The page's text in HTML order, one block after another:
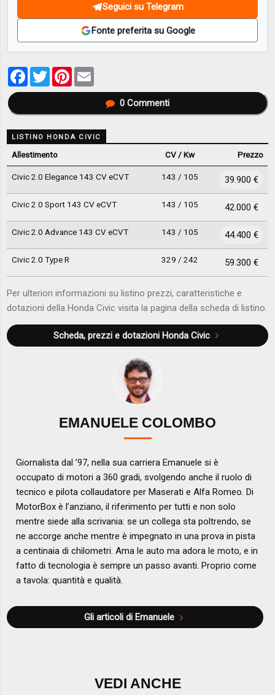
Seguici su Telegram
Fonte preferita su Google
Facebook
TwitterPinterest
0Commenti
LISTINO HONDA CIVIC
Allestimento CV / Kw Prezzo
Civic 2.0 Elegance 143 CV eCVT 143 / 105 39.900 €
Civic 2.0 Sport 143 CV eCVT 143 / 105 42.000 €
Civic 2.0 Advance 143 CV eCVT 143 / 105 44.400 €
Civic 2.0 Type R 329 / 242 59.300 €
Per ulteriori informazioni su listino prezzi, caratteristiche e
dotazioni della Honda Civic visita la pagina della scheda di listino.
Scheda, prezzi e dotazioni Honda Civic
EMANUELE COLOMBO
Giornalista dal ’97, nella sua carriera Emanuele si è
occupato di motori a 360 gradi, svolgendo anche il ruolo di
tecnico e pilota collaudatore per Maserati e Alfa Romeo. Di
MotorBox è l’anziano, il riferimento per tutti e non solo
mentre siede alla scrivania: se un collega sta poltrendo, se
ne accorge anche mentre è impegnato in una prova in pista
a centinaia di chilometri. Ama le auto ma adora le moto, e in
fatto di tecnologia è sempre un passo avanti. Proprio come
a tavola: quantità e qualità.
Gli articoli di Emanuele
VEDI ANCHE